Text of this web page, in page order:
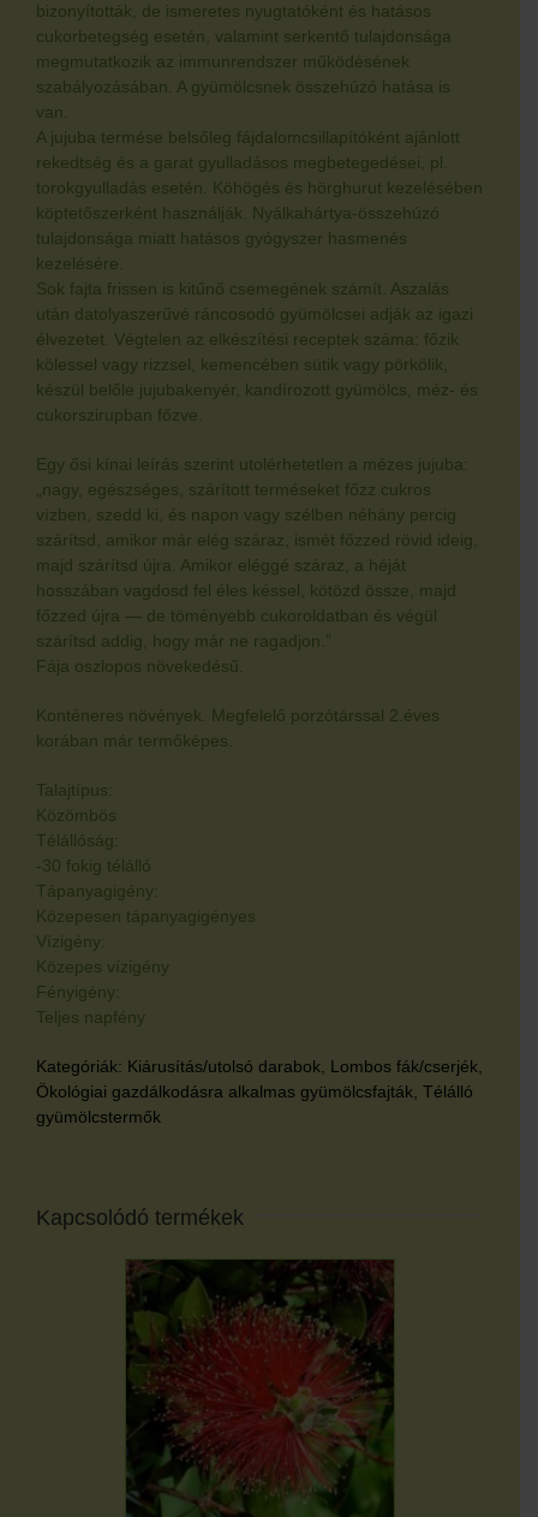
bizonyították, de ismeretes nyugtatóként és hatásos
cukorbetegség esetén, valamint serkentő tulajdonsága
megmutatkozik az immunrendszer működésének
szabályozásában. A gyümölcsnek összehúzó hatása is
van.
A jujuba termése belsőleg fájdalomcsillapítóként ajánlott
rekedtség és a garat gyulladásos megbetegedései, pl.
torokgyulladás esetén. Köhögés és hörghurut kezelésében
köptetőszerként használják. Nyálkahártya-összehúzó
tulajdonsága miatt hatásos gyógyszer hasmenés
kezelésére.
Sok fajta frissen is kitűnő csemegének számít. Aszalás
után datolyaszerűvé ráncosodó gyümölcsei adják az igazi
élvezetet. Végtelen az elkészítési receptek száma: főzik
kölessel vagy rizzsel, kemencében sütik vagy pörkölik,
készül belőle jujubakenyér, kandírozott gyümölcs, méz- és
cukorszirupban főzve.
Egy ősi kínai leírás szerint utolérhetetlen a mézes jujuba:
„nagy, egészséges, szárított terméseket főzz cukros
vízben, szedd ki, és napon vagy szélben néhány percig
szárítsd, amikor már elég száraz, ismét főzzed rövid ideig,
majd szárítsd újra. Amikor eléggé száraz, a héját
hosszában vagdosd fel éles késsel, kötözd össze, majd
főzzed újra — de töményebb cukoroldatban és végül
szárítsd addig, hogy már ne ragadjon.”
Fája oszlopos növekedésű.
Konténeres növények. Megfelelő porzótárssal 2.éves
korában már termőképes.
Talajtípus:
Közömbös
Télállóság:
-30 fokig télálló
Tápanyagigény:
Közepesen tápanyagigényes
Vízigény:
Közepes vízigény
Fényigény:
Teljes napfény
Kategóriák: Kiárusítás/utolsó darabok Lombos fák/cserjék
Ökológiai gazdálkodásra alkalmas gyümölcsfajták Télálló
gyümölcstermők
Kapcsolódó termékek